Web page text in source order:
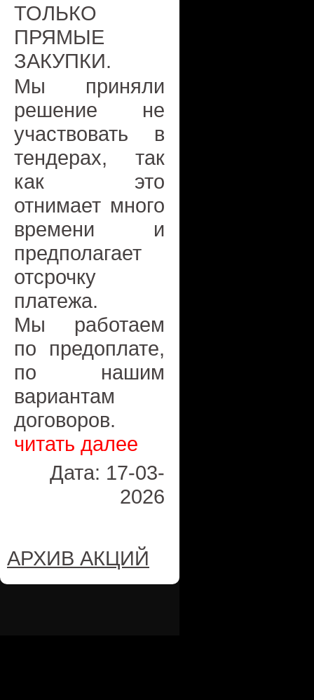
ТОЛЬКО
ПРЯМЫЕ
ЗАКУПКИ.
Мы приняли
решение не
участвовать в
тендерах, так
как это
отнимает много
времени и
предполагает
отсрочку
платежа.
Мы работаем
по предоплате,
по нашим
вариантам
договоров.
читать далее
Дата: 17-03-
2026
АРХИВ АКЦИЙ